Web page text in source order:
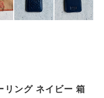
ング ネイビー 箱